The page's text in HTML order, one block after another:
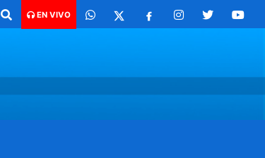
362 4879579 Radio argentina 89.3 Mhz Catamarca
EN VIVO